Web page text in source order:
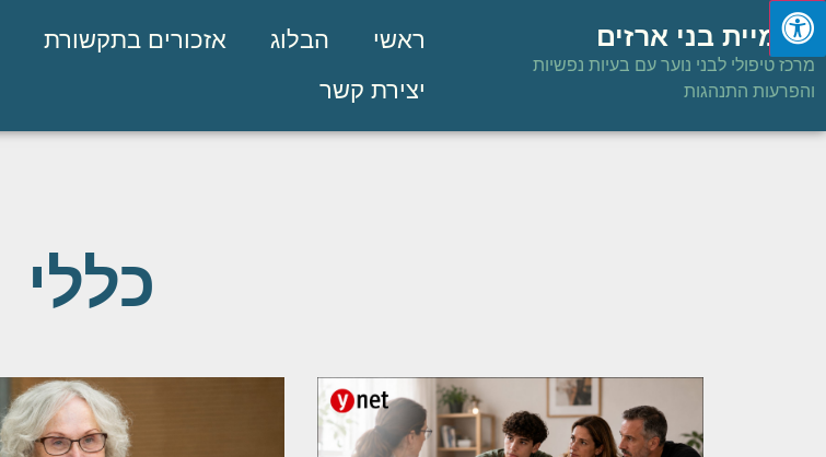
פנימיית בני ארזים
מרכז טיפולי לבני נוער עם בעיות נפשיות
והפרעות התנהגות
ראשי הבלוג אזכורים בתקשורת
יצירת קשר
כללי